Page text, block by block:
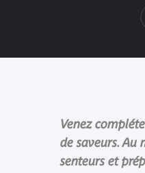
Venez
de saveurs. Au
senteurs et